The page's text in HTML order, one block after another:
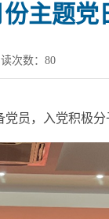
主题党
次数： 80
员，入党积极分